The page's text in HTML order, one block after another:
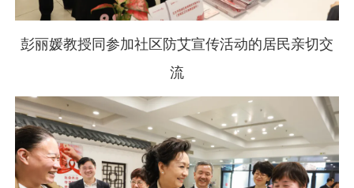
彭丽媛教授同参加社区防艾宣传活动的居民亲切交
流